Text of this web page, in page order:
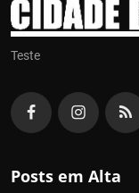
Teste
Posts em Alta